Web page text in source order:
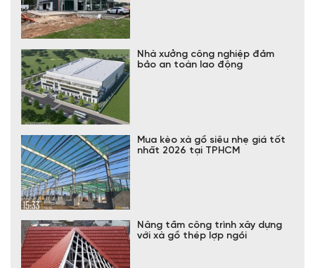
Nhà xưởng công nghiệp đảm
bảo an toàn lao động
Mua kèo xà gồ siêu nhẹ giá tốt
nhất 2026 tại TPHCM
Nâng tầm công trình xây dựng
với xà gồ thép lợp ngói